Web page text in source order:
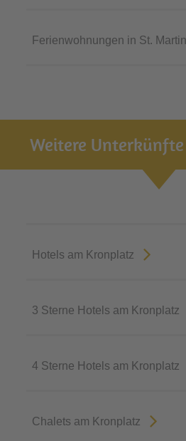
Ferienwohnungen in St.
Weitere
Hotels am Kronplatz
3 Sterne Hotels am Kronplatz
4 Sterne Hotels am Kronplatz
Chalets am Kronplatz